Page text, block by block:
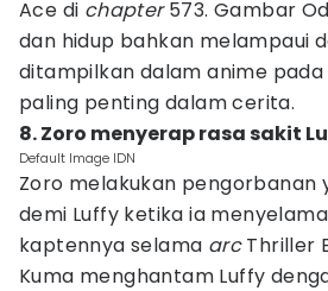
Ace di chapter573. Gambar
dan hidup bahkan melampaui
ditampilkan dalam anime
paling penting dalam cerita.
8. Zoro menyerap rasa sakit
Default Image IDN
Zoro melakukan pengorbanan
demi Luffy ketika ia
kaptennya selama arcThriller
Kuma menghantam Luffy